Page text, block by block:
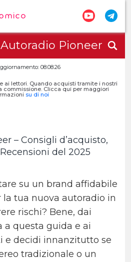
Pioneer
08.08.26
ai lettori. Quando acquisti tramite i nostri
commissione. Clicca qui per maggiori
su di noi
– Consigli d’acquisto,
del 2025
su un brand affidabile
tua nuova autoradio in
rischi? Bene, dai
a questa guida e ai
e decidi innanzitutto se
tradizionale o un